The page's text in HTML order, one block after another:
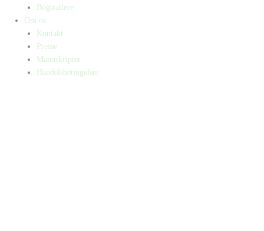
Bogtrailere
Om os
Kontakt
Presse
Manuskripter
Handelsbetingelser